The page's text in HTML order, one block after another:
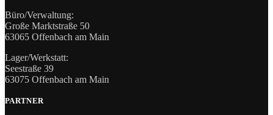
Büro/Verwaltung:
Große Marktstraße 50
63065 Offenbach am Main
Lager/Werkstatt:
Seestraße 39
63075 Offenbach am Main
PARTNER